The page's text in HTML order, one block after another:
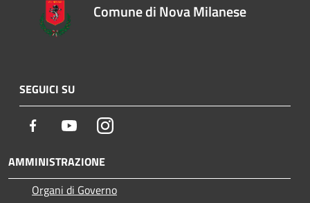
Comune di Nova Milanese
SEGUICI SU
Facebook YoutubeInstagram
AMMINISTRAZIONE
Organi di Governo